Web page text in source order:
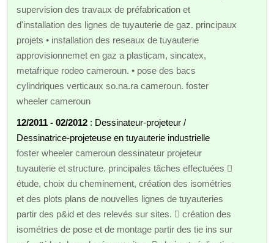
supervision des travaux de préfabrication et
d'installation des lignes de tuyauterie de gaz. principaux
projets • installation des reseaux de tuyauterie
approvisionnemet en gaz a plasticam, sincatex,
metafrique rodeo cameroun. • pose des bacs
cylindriques verticaux so.na.ra cameroun. foster
wheeler cameroun
12/2011 - 02/2012 : Dessinateur-projeteur /
Dessinatrice-projeteuse en tuyauterie industrielle
foster wheeler cameroun dessinateur projeteur
tuyauterie et structure. principales tâches effectuées 
étude, choix du cheminement, création des isométries
et des plots plans de nouvelles lignes de tuyauteries
partir des p&id et des relevés sur sites.  création des
isométries de pose et de montage partir des tie ins sur